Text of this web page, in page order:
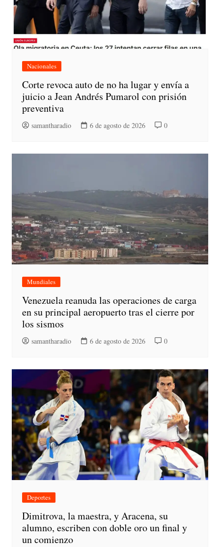
Nacionales
Corte revoca auto de no ha lugar y envía a
juicio a Jean Andrés Pumarol con prisión
preventiva
samantharadio 6 de agosto de 2026 0
Mundiales
Venezuela reanuda las operaciones de carga
en su principal aeropuerto tras el cierre por
los sismos
samantharadio 6 de agosto de 2026 0
Deportes
Dimitrova, la maestra, y Aracena, su
alumno, escriben con doble oro un final y
un comienzo